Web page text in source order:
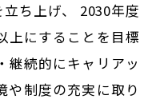
ち上げ、 2030年度
上にすることを目標
継続的にキャリアッ
や制度の充実に取り